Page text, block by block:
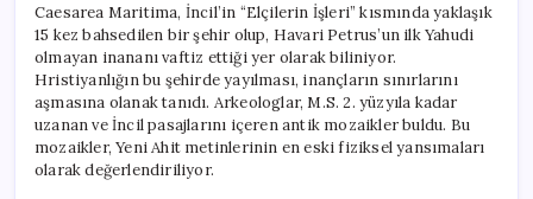
Caesarea Maritima, İncil’in “Elçilerin İşleri” kısmında yaklaşık
15 kez bahsedilen bir şehir olup, Havari Petrus’un ilk Yahudi
olmayan inananı vaftiz ettiği yer olarak biliniyor.
Hristiyanlığın bu şehirde yayılması, inançların sınırlarını
aşmasına olanak tanıdı. Arkeologlar, M.S. 2. yüzyıla kadar
uzanan ve İncil pasajlarını içeren antik mozaikler buldu. Bu
mozaikler, Yeni Ahit metinlerinin en eski fiziksel yansımaları
olarak değerlendiriliyor.